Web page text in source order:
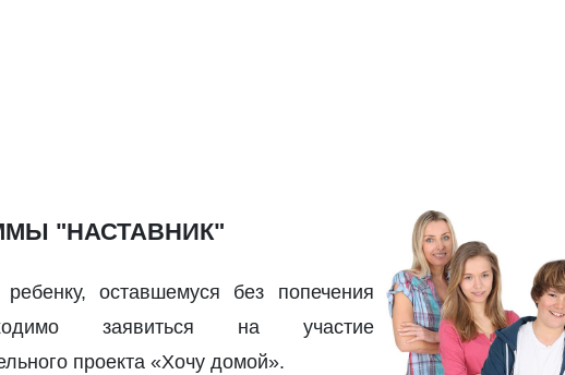
"НАСТАВНИК"
ребенку, оставшемуся без попечения
заявиться на участие
проекта «Хочу домой».